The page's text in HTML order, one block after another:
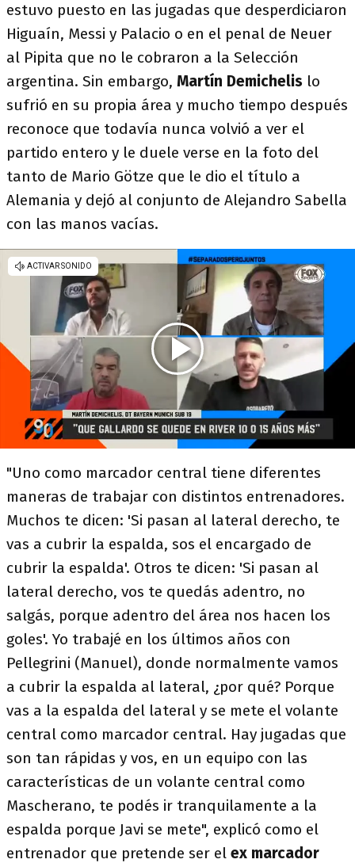
estuvo puesto en las jugadas que desperdiciaron
Higuaín, Messi y Palacio o en el penal de Neuer
al Pipita que no le cobraron a la Selección
argentina. Sin embargo, Martín Demichelis lo
sufrió en su propia área y mucho tiempo después
reconoce que todavía nunca volvió a ver el
partido entero y le duele verse en la foto del
tanto de Mario Götze que le dio el título a
Alemania y dejó al conjunto de Alejandro Sabella
con las manos vacías.
"Uno como marcador central tiene diferentes
maneras de trabajar con distintos entrenadores.
Muchos te dicen: 'Si pasan al lateral derecho, te
vas a cubrir la espalda, sos el encargado de
cubrir la espalda'. Otros te dicen: 'Si pasan al
lateral derecho, vos te quedás adentro, no
salgás, porque adentro del área nos hacen los
goles'. Yo trabajé en los últimos años con
Pellegrini (Manuel), donde normalmente vamos
a cubrir la espalda al lateral, ¿por qué? Porque
vas a la espalda del lateral y se mete el volante
central como marcador central. Hay jugadas que
son tan rápidas y vos, en un equipo con las
características de un volante central como
Mascherano, te podés ir tranquilamente a la
espalda porque Javi se mete", explicó como el
entrenador que pretende ser el ex marcador